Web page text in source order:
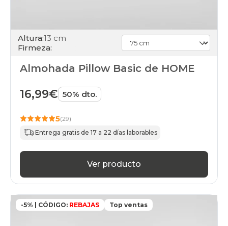
Altura:13 cm
Firmeza:
Almohada Pillow Basic de HOME
16,99€ 50% dto.
5(29)
Entrega gratis de 17 a 22 días laborables
Ver producto
-5% | CÓDIGO: REBAJAS Top ventas